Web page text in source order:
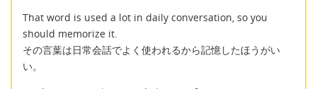
That word is used a lot in daily conversation, so you
should memorize it.
その言葉は日常会話でよく使われるから記憶したほうがい
い。